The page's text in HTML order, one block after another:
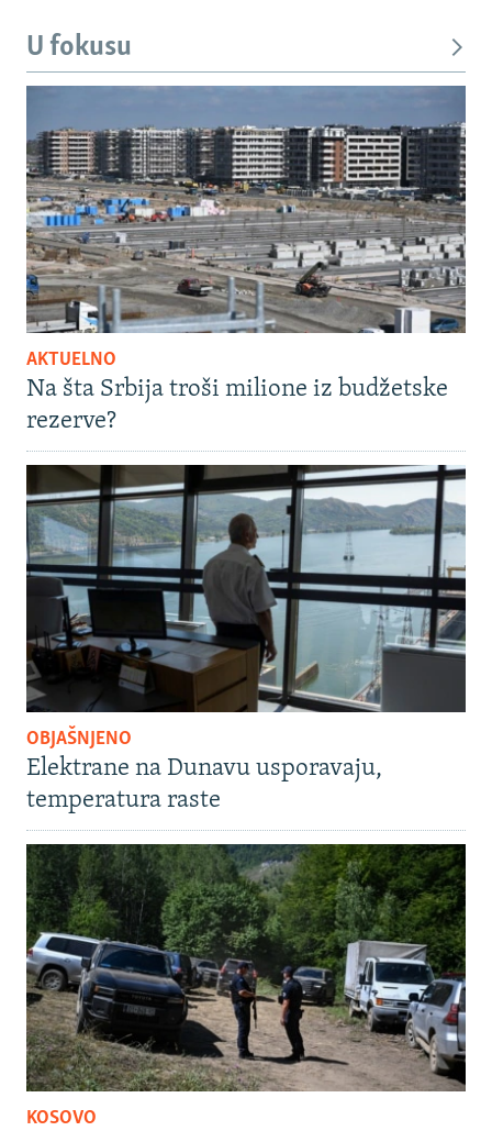
U fokusu
AKTUELNO
Na šta Srbija troši milione iz budžetske
rezerve?
OBJAŠNJENO
Elektrane na Dunavu usporavaju,
temperatura raste
KOSOVO